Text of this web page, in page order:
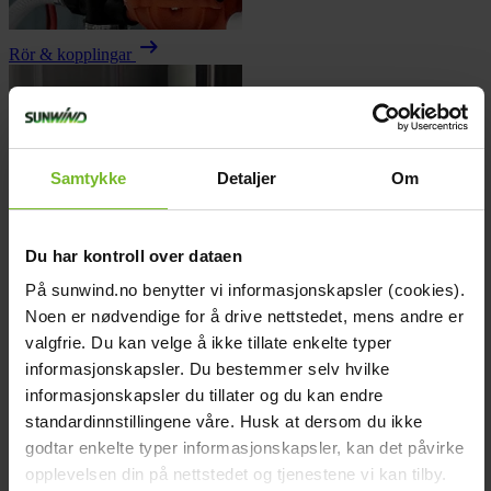
Samtykke Detaljer Om
Du har kontroll over dataen
På sunwind.no benytter vi informasjonskapsler (cookies).
Noen er nødvendige for å drive nettstedet, mens andre er
valgfrie. Du kan velge å ikke tillate enkelte typer
informasjonskapsler. Du bestemmer selv hvilke
informasjonskapsler du tillater og du kan endre
standardinnstillingene våre. Husk at dersom du ikke
godtar enkelte typer informasjonskapsler, kan det påvirke
opplevelsen din på nettstedet og tjenestene vi kan tilby.
Rör & kopplingar arrow_right_alt
Vattenbehållare arrow_right_alt
keyboard_arrow_down